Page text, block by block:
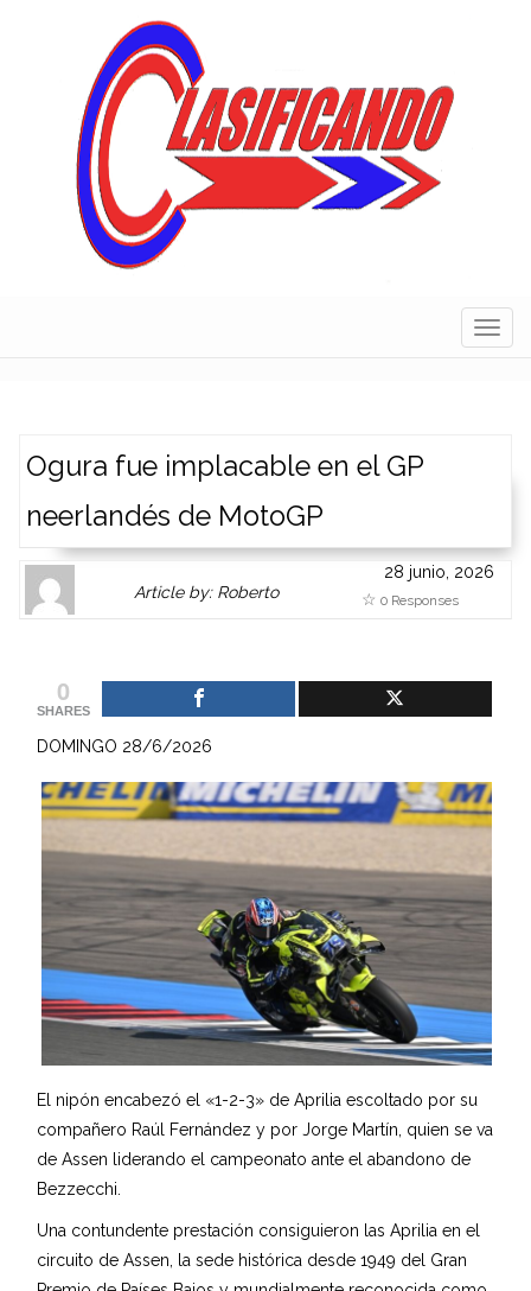
Ogura fue implacable en el GP
neerlandés de MotoGP
Author
Gravatar
link
Author
Article by: Roberto
or
works.
admin
28 junio, 2026
0 Responses
0
SHARES
DOMINGO 28/6/2026
El nipón encabezó el «1-2-3» de Aprilia escoltado por su
compañero Raúl Fernández y por Jorge Martín, quien se va
de Assen liderando el campeonato ante el abandono de
Bezzecchi.
Una contundente prestación consiguieron las Aprilia en el
circuito de Assen, la sede histórica desde 1949 del Gran